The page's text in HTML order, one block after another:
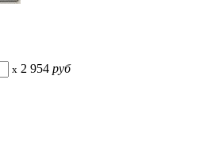
x 2 954 руб